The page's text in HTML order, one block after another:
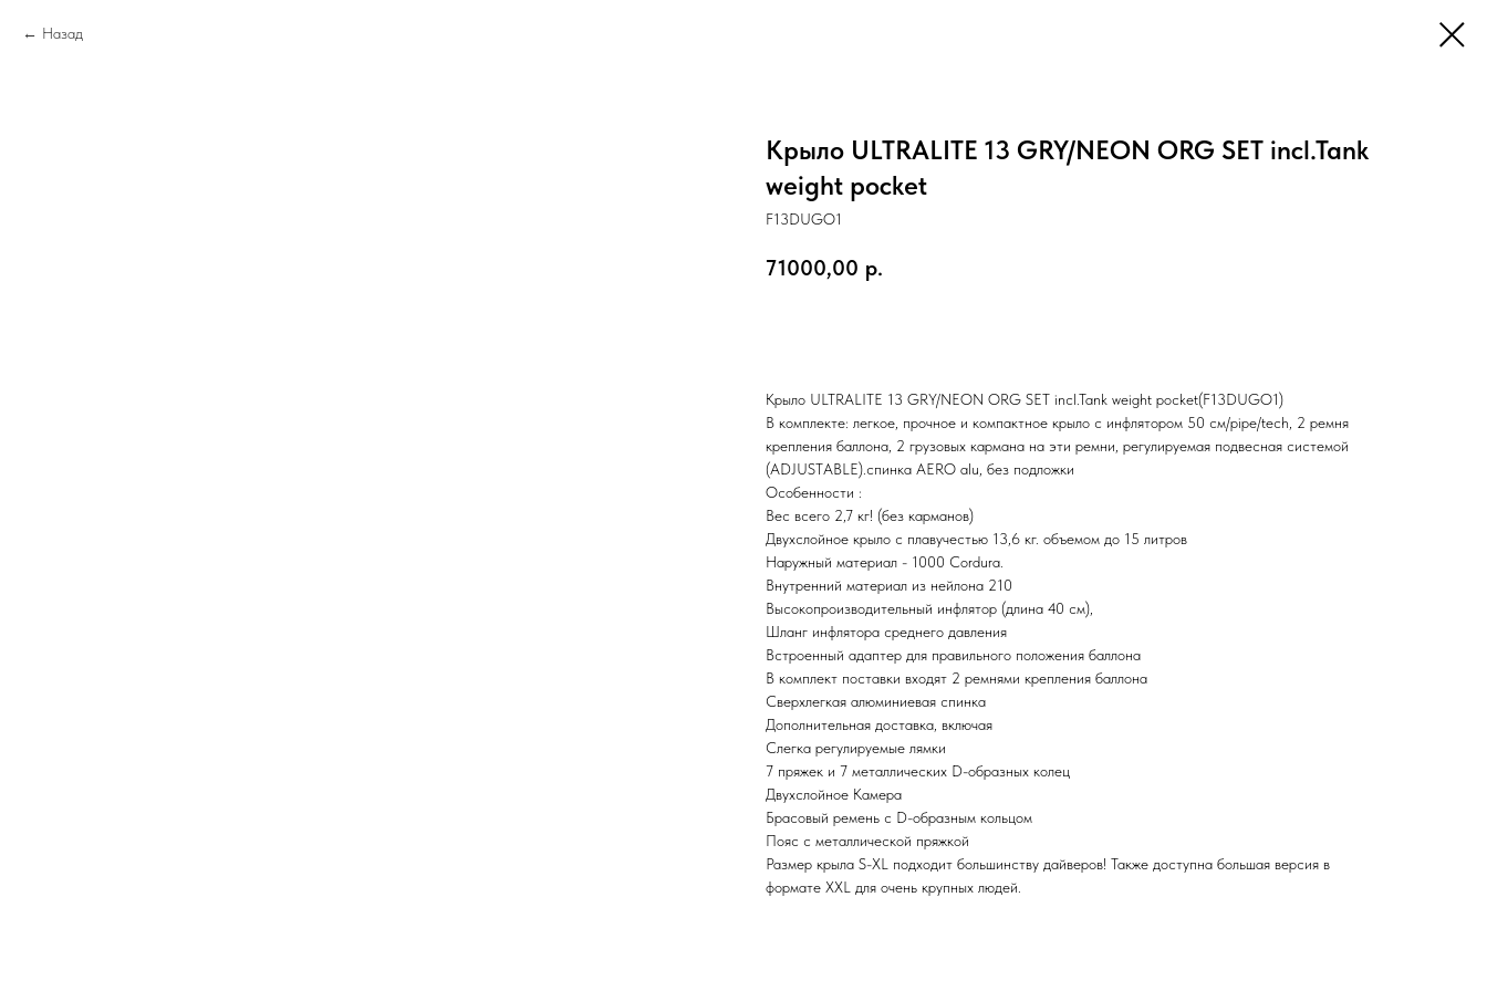
Назад
Крыло ULTRALITE 13 GRY/NEON ORG SET incl.Tank
weight pocket
F13DUGO1
71000,00 р.
Крыло ULTRALITE 13 GRY/NEON ORG SET incl.Tank weight pocket(F13DUGO1)
В комплекте: легкое, прочное и компактное крыло с инфлятором 50 см/pipe/tech, 2 ремня
крепления баллона, 2 грузовых кармана на эти ремни, регулируемая подвесная системой
(ADJUSTABLE).спинка AERO alu, без подложки
Особенности :
Вес всего 2,7 кг! (без карманов)
Двухслойное крыло с плавучестью 13,6 кг. объемом до 15 литров
Наружный материал - 1000 Cordura.
Внутренний материал из нейлона 210
Высокопроизводительный инфлятор (длина 40 см),
Шланг инфлятора среднего давления
Встроенный адаптер для правильного положения баллона
В комплект поставки входят 2 ремнями крепления баллона
Сверхлегкая алюминиевая спинка
Дополнительная доставка, включая
Слегка регулируемые лямки
7 пряжек и 7 металлических D-образных колец
Двухслойное Камера
Брасовый ремень с D-образным кольцом
Пояс с металлической пряжкой
Размер крыла S-XL подходит большинству дайверов! Также доступна большая версия в
формате XXL для очень крупных людей.